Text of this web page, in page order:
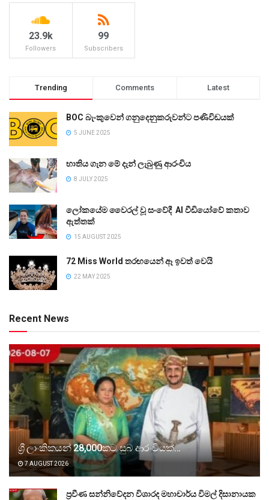
23.9k
Followers
99
Subscribers
Trending Comments Latest
BOC බැංකුවෙන් ගනුදෙනුකරුවන්ට පණිවිඩයක්
5 JUNE 2025
භාතිය ගැන මේ දැන් ලැබුණු ආරංචිය
8 JULY 2025
ලෝකයේම වෛරල් වූ සංවේදී AI වීඩියෝවේ කතාව
ඇත්තක්
15 AUGUST 2025
72 Miss World තරඟයෙන් ඈ ඉවත් වෙයි
22 MAY 2025
Recent News
ශ්‍රී ලාංකිකයන් 28,000කට සුබ ආරංචියක්…
7 AUGUST 2026
ප්‍රවීණ සන්නිවේදන විශාරද මහාචාර්ය විමල් දිසානායක